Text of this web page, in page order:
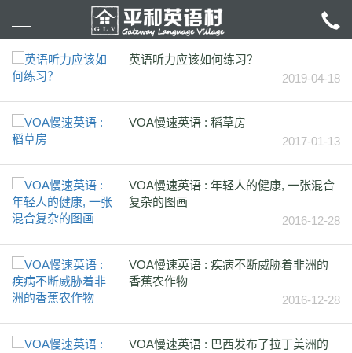
英语听力应该如何练习？
2019-04-18
VOA慢速英语 : 稻草房
2017-01-13
VOA慢速英语 : 年轻人的健康, 一张混合
复杂的图画
2016-12-28
VOA慢速英语 : 疾病不断威胁着非洲的
香蕉农作物
2016-12-28
VOA慢速英语 : 巴西发布了拉丁美洲的